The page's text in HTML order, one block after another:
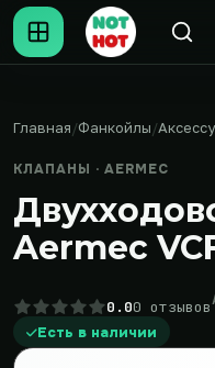
Главная Фанкойлы
КЛАПАНЫ · AERMEC
Aermec
0.00 отзывов
Есть в наличии